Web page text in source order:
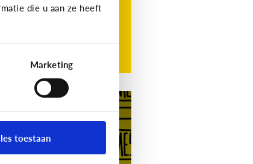
die u aan ze heeft
Marketing
toestaan
Gamet mijn
teveel?